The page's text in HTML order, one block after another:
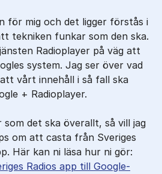
för mig och det ligger förstås i
tekniken funkar som den ska.
Radioplayer på väg att
system. Jag ser över vad
vårt innehåll i så fall ska
+ Radioplayer.
det ska överallt, så vill jag
om att casta från Sveriges
Här kan ni läsa hur ni gör:
Radios app till Google-